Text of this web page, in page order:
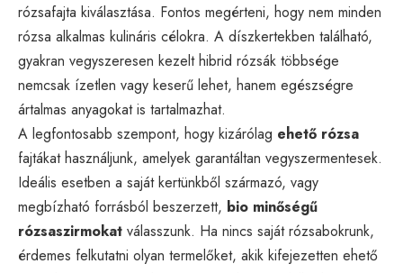
rózsafajta kiválasztása. Fontos megérteni, hogy nem minden
rózsa alkalmas kulináris célokra. A díszkertekben található,
gyakran vegyszeresen kezelt hibrid rózsák többsége
nemcsak ízetlen vagy keserű lehet, hanem egészségre
ártalmas anyagokat is tartalmazhat.
A legfontosabb szempont, hogy kizárólag ehető rózsa
fajtákat használjunk, amelyek garantáltan vegyszermentesek.
Ideális esetben a saját kertünkből származó, vagy
megbízható forrásból beszerzett, bio minőségű
rózsaszirmokat válasszunk. Ha nincs saját rózsabokrunk,
érdemes felkutatni olyan termelőket, akik kifejezetten ehető